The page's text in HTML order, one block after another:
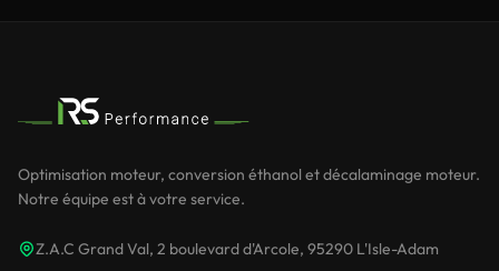
Optimisation moteur, conversion éthanol et décalaminage moteur.
Notre équipe est à votre service.
Z.A.C Grand Val, 2 boulevard d'Arcole, 95290 L'Isle-Adam